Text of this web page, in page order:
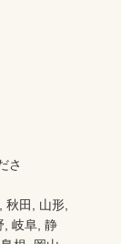
さ
秋田, 山形,
, 岐阜, 静